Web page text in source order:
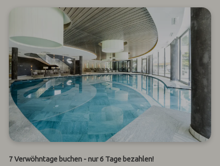
7 Verwöhntage buchen - nur 6 Tage bezahlen!